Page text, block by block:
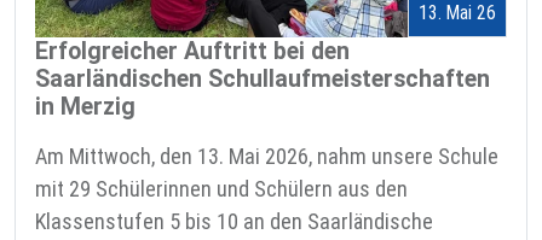
13. Mai 26
Erfolgreicher Auftritt bei den
Saarländischen Schullaufmeisterschaften
in Merzig
Am Mittwoch, den 13. Mai 2026, nahm unsere Schule
mit 29 Schülerinnen und Schülern aus den
Klassenstufen 5 bis 10 an den Saarländische